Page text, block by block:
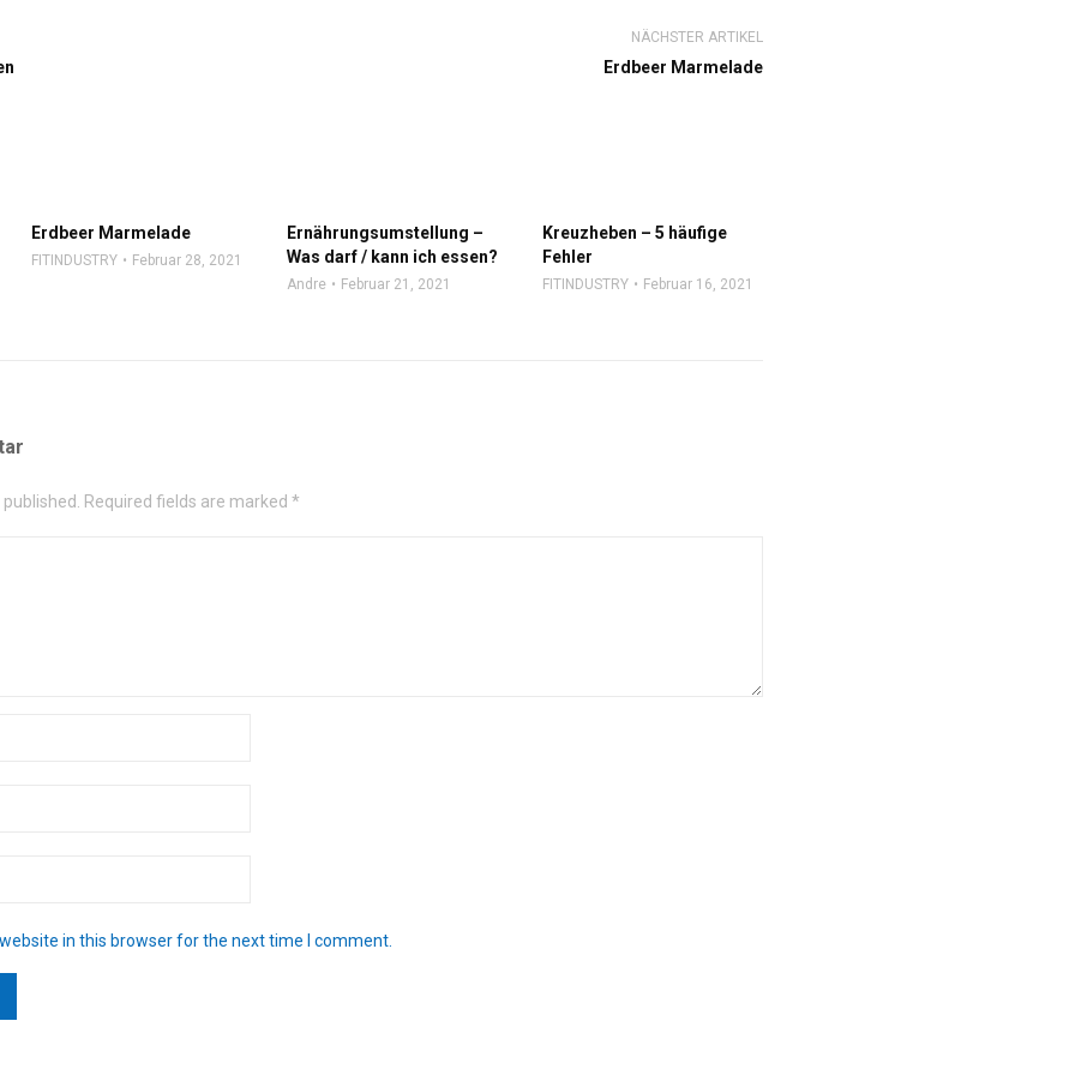
NÄCHSTER ARTIKEL
Erdbeer Marmelade
Erdbeer Marmelade
FITINDUSTRY Februar 28, 2021
Ernährungsumstellung –
Was darf / kann ich essen?
Andre Februar 21, 2021
Kreuzheben – 5 häufige
Fehler
FITINDUSTRY Februar 16, 2021
Required fields are marked *
in this browser for the next time I comment.